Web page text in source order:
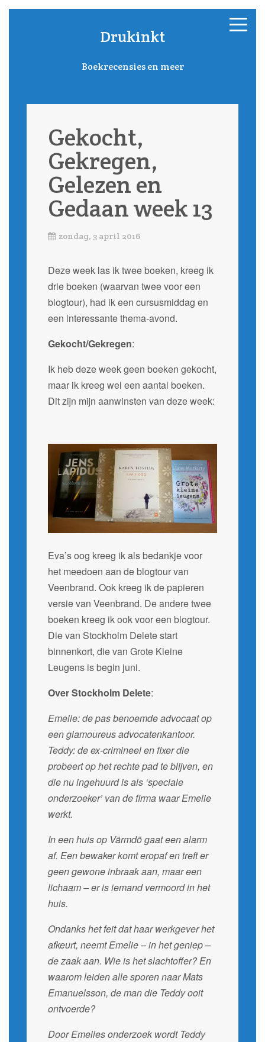
Drukinkt
Boekrecensies en meer
Gekocht,
Gekregen,
Gelezen en
Gedaan week 13
zondag, 3 april 2016
Deze week las ik twee boeken, kreeg ik
drie boeken (waarvan twee voor een
blogtour), had ik een cursusmiddag en
een interessante thema-avond.
Gekocht/Gekregen:
Ik heb deze week geen boeken gekocht,
maar ik kreeg wel een aantal boeken.
Dit zijn mijn aanwinsten van deze week:
Eva’s oog kreeg ik als bedankje voor
het meedoen aan de blogtour van
Veenbrand. Ook kreeg ik de papieren
versie van Veenbrand. De andere twee
boeken kreeg ik ook voor een blogtour.
Die van Stockholm Delete start
binnenkort, die van Grote Kleine
Leugens is begin juni.
Over Stockholm Delete:
Emelie: de pas benoemde advocaat op
een glamoureus advocatenkantoor.
Teddy: de ex-crimineel en fixer die
probeert op het rechte pad te blijven, en
die nu ingehuurd is als ‘speciale
onderzoeker’ van de firma waar Emelie
werkt.
In een huis op Värmdö gaat een alarm
af. Een bewaker komt eropaf en treft er
geen gewone inbraak aan, maar een
lichaam – er is iemand vermoord in het
huis.
Ondanks het feit dat haar werkgever het
afkeurt, neemt Emelie – in het geniep –
de zaak aan. Wie is het slachtoffer? En
waarom leiden alle sporen naar Mats
Emanuelsson, de man die Teddy ooit
ontvoerde?
Door Emelies onderzoek wordt Teddy